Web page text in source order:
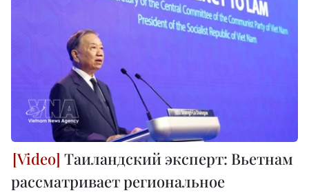
Таиландский эксперт: Вьетнам
рассматривает региональное